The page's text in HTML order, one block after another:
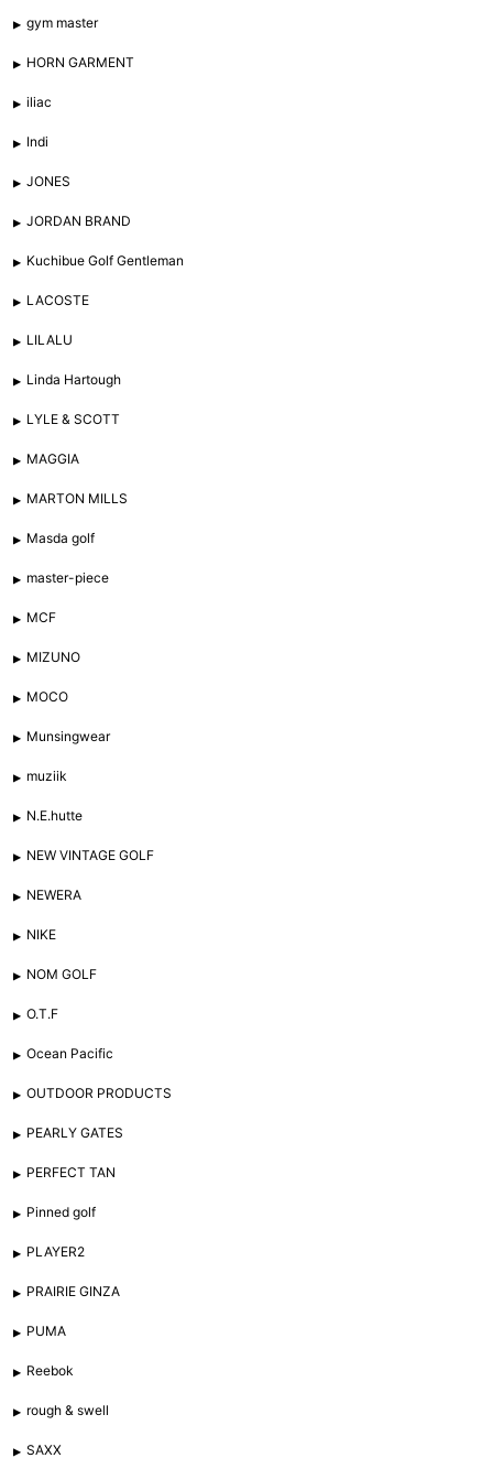
gym master
HORN GARMENT
iliac
Indi
JONES
JORDAN BRAND
Kuchibue Golf Gentleman
LACOSTE
LILALU
Linda Hartough
LYLE & SCOTT
MAGGIA
MARTON MILLS
Masda golf
master-piece
MCF
MIZUNO
MOCO
Munsingwear
muziik
N.E.hutte
NEW VINTAGE GOLF
NEWERA
NIKE
NOM GOLF
O.T.F
Ocean Pacific
OUTDOOR PRODUCTS
PEARLY GATES
PERFECT TAN
Pinned golf
PLAYER2
PRAIRIE GINZA
PUMA
Reebok
rough & swell
SAXX